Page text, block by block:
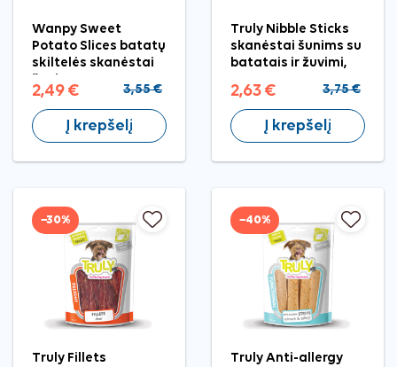
Wanpy Sweet
Potato Slices batatų
skiltelės skanėstai
2,49 € 3,55 €
Į krepšelį
Truly Nibble Sticks
skanėstai šunims su
batatais ir žuvimi,
2,63 € 3,75 €
Į krepšelį
−30%
Truly Fillets
−40%
Truly Anti-allergy